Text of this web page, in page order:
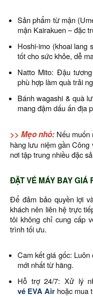
Sản phẩm từ mận
mận Kairakuen – đặc
Hoshi-imo (khoai lang
tốt cho sức khỏe, dễ
Natto Mito: Đậu
phù hợp làm quà trải
Bánh wagashi & quà
mang đậm dấu ấn địa
>> Mẹo nhỏ: Nếu muốn
hàng lưu niệm gần Công
nơi tập trung nhiều đặc
ĐẶT VÉ MÁY BAY GIÁ
Để đảm bảo quyền lợi
khách nên liên hệ trực
tôi không chỉ cung cấp
trình tối ưu.
Cam kết giá gốc:
mới nhất từ hãng.
Hỗ trợ 24/7: Xử lý
vé EVA Air hoặc mua